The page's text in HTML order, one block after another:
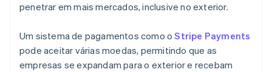
penetrar em mais mercados, inclusive no exterior.
Um sistema de pagamentos como oStripe Payments
pode aceitar várias moedas, permitindo que as
empresas se expandam para o exterior e recebam